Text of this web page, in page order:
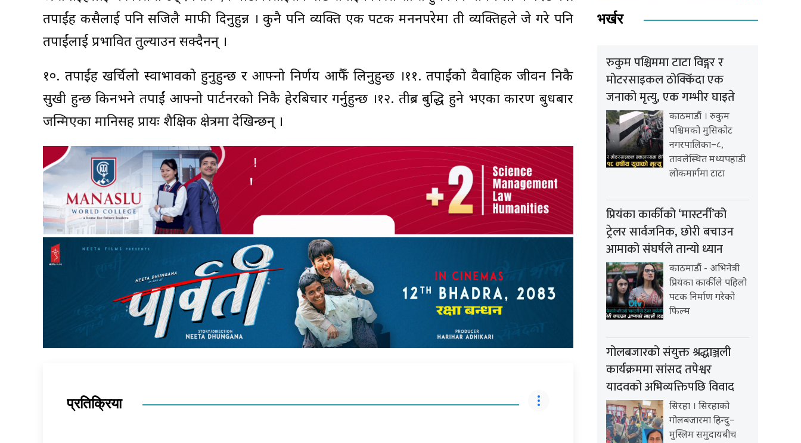
तपाईंहरु कसैलाई पनि सजिलै माफी दिनुहुन्न । कुनै पनि व्यक्ति एक पटक मननपरेमा ती व्यक्तिहरुले जे गरे पनि
तपाईंलाई प्रभावित तुल्याउन सक्दैनन् ।
१०. तपाईंहरु खर्चिलो स्वाभावको हुनुहुन्छ र आफ्नो निर्णय आफैँ लिनुहुन्छ ।११. तपाईंको वैवाहिक जीवन निकै
सुखी हुन्छ किनभने तपाईं आफ्नो पार्टनरको निकै हेरबिचार गर्नुहुन्छ ।१२. तीब्र बुद्धि हुने भएका कारण बुधबार
जन्मिएका मानिसहरु प्रायः शैक्षिक क्षेत्रमा देखिन्छन् ।
प्रतिक्रिया
भर्खर
रुकुम पश्चिममा टाटा विङ्गर र
मोटरसाइकल ठोक्किँदा एक
जनाको मृत्यु, एक गम्भीर घाइते
काठमाडौं । रुकुम
पश्चिमको मुसिकोट
नगरपालिका–८,
तावलेस्थित मध्यपहाडी
लोकमार्गमा टाटा
प्रियंका कार्कीको ‘मास्टर्नी’को
ट्रेलर सार्वजनिक, छोरी बचाउन
आमाको संघर्षले तान्यो ध्यान
काठमाडौं - अभिनेत्री
प्रियंका कार्कीले पहिलो
पटक निर्माण गरेको
फिल्म
गोलबजारको संयुक्त श्रद्धाञ्जली
कार्यक्रममा सांसद तपेश्वर
यादवको अभिव्यक्तिपछि विवाद
सिरहा । सिरहाको
गोलबजारमा हिन्दु–
मुस्लिम समुदायबीच